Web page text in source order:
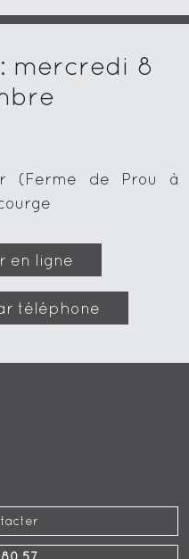
mercredi 8
(Ferme de Prou à
en ligne
téléphone